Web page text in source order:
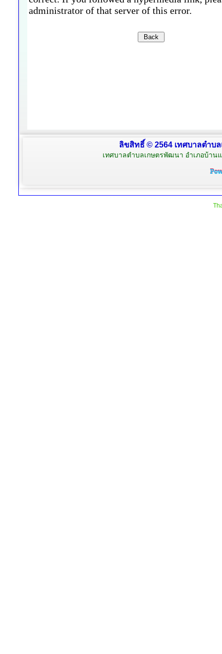
ลิขสิทธิ์ © 2564 เทศบาลตำบ
เทศบาลตำบลเกษตรพัฒนา อำเภอบ้าน